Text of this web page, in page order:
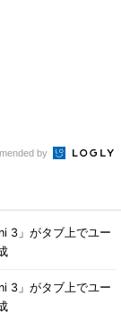
by
3」がタブ上でユー
3」がタブ上でユー